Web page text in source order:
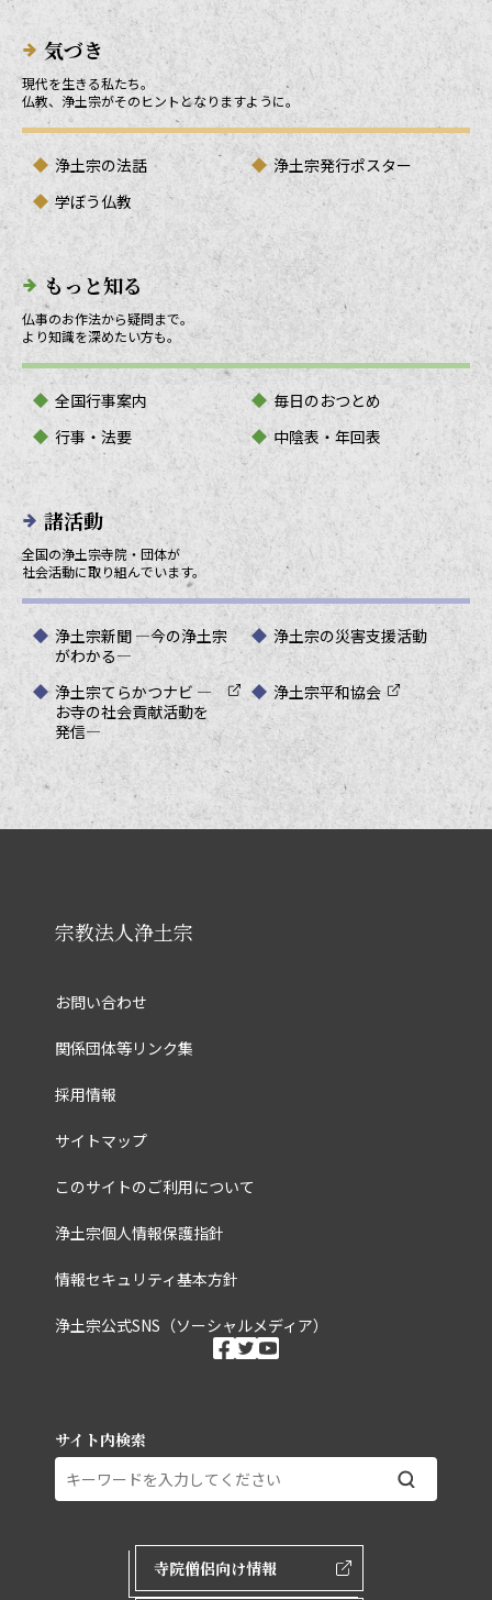
気づき
現代を生きる私たち。
仏教、浄土宗がそのヒントとなりますように。
浄土宗の法話
浄土宗発行ポスター
学ぼう仏教
もっと知る
仏事のお作法から疑問まで。
より知識を深めたい方も。
全国行事案内
毎日のおつとめ
行事・法要
中陰表・年回表
諸活動
全国の浄土宗寺院・団体が
社会活動に取り組んでいます。
浄土宗新聞 ―今の浄土宗
がわかる―
浄土宗の災害支援活動
浄土宗てらかつナビ ―
お寺の社会貢献活動を
発信―
浄土宗平和協会
宗教法人浄土宗
お問い合わせ
関係団体等リンク集
採用情報
サイトマップ
このサイトのご利用について
浄土宗個人情報保護指針
情報セキュリティ基本方針
浄土宗公式SNS（ソーシャルメディア）
ソーシャルメディ
facebook
twitter
サイト内検索
外部ページリンク
寺院僧侶向け情報